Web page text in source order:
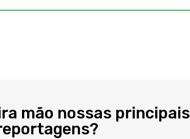
mão nossas principais